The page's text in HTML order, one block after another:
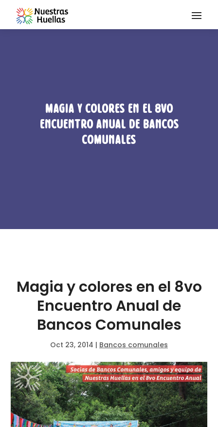
Saltar al contenido
Magia y colores en el 8vo
Encuentro Anual de Bancos
Comunales
Magia y colores en el 8vo
Encuentro Anual de
Bancos Comunales
Oct 23, 2014 | Bancos comunales